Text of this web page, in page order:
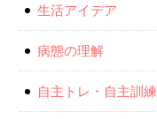
生活アイデア
病態の理解
自主トレ・自主訓練